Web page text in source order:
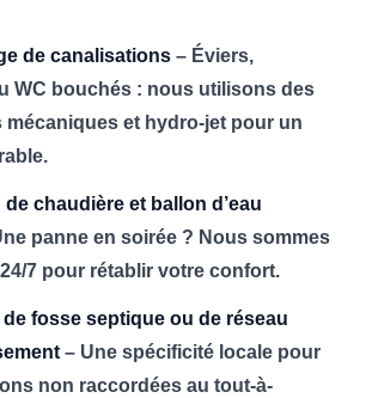
de canalisations – Éviers,
WC bouchés : nous utilisons des
mécaniques et hydro-jet pour un
de chaudière et ballon d’eau
panne en soirée ? Nous sommes
7 pour rétablir votre confort.
de fosse septique ou de réseau
– Une spécificité locale pour
non raccordées au tout-à-